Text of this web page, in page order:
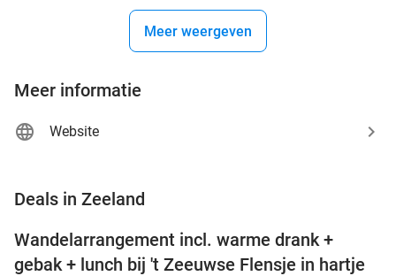
Meer weergeven
Meer informatie
Website
Deals in Zeeland
TODAY
Wandelarrangement incl. warme drank +
gebak + lunch bij 't Zeeuwse Flensje in hartje